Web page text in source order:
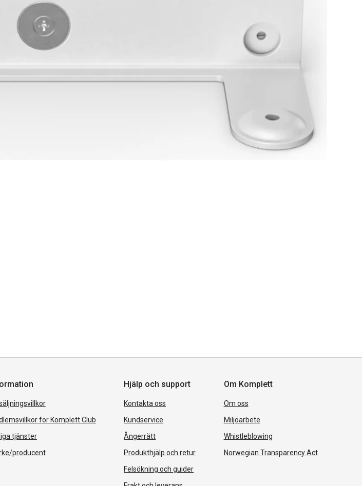
for Komplett Club
tjänster
producent
Hjälp och support
Kontakta oss
Kundservice
Ångerrätt
Produkthjälp och retur
Felsökning och guider
Om Komplett
Om oss
Miljöarbete
Whistleblowing
Norwegian Transparency Act